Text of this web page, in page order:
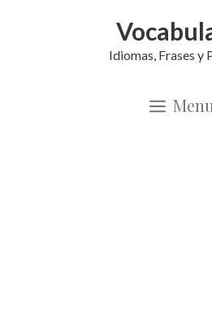
Idiomas, Frases y
Menu